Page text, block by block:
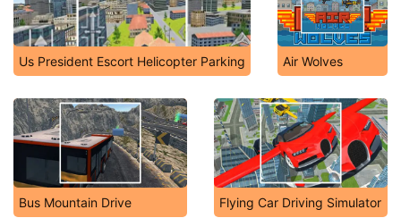
Us President Escort Helicopter Parking Air Wolves
Bus Mountain Drive Flying Car Driving Simulator